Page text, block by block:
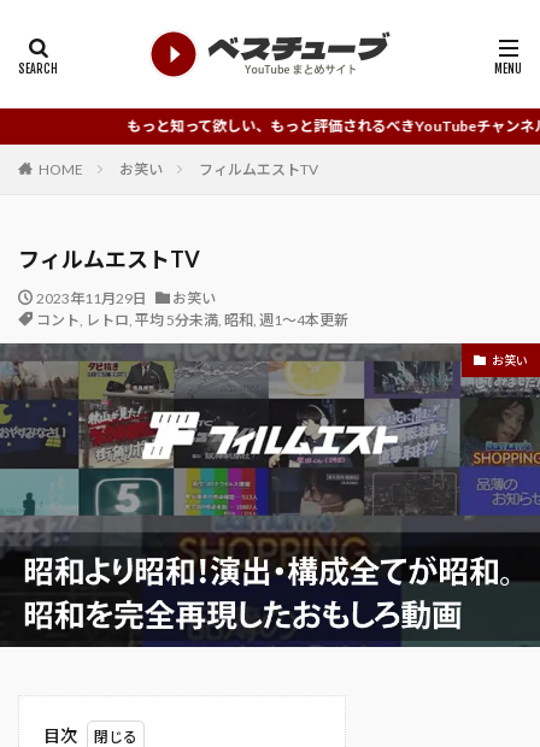
もっと知って欲しい、もっと評価されるべきYouTubeチャンネルを発掘して
HOME お笑い フィルムエストTV
フィルムエストTV
2023年11月29日
お笑い
コント, レトロ, 平均 5分未満, 昭和, 週1～4本更新
お笑い
目次